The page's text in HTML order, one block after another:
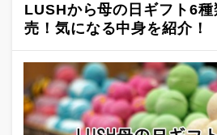
LUSHから母の日ギフト6
売！気になる中身を紹介！